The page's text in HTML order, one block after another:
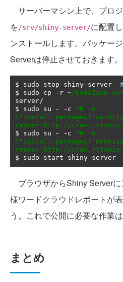
サーバーマシン上で、プロ
を/srv/shiny-server/に配置
ンストールします。パッケー
Serverは停止させておきます。
$ sudo stop shiny- server
$ sudo cp
- r ~/CodeZine-
server/
$ sudo su
- - c
"R -e
repos='http://
$ sudo su
- - c
"R -e
repos='http://
$ sudo start shiny- server
ブラウザからShiny Server
様ワードクラウドレポートが
う。これで公開に必要な作業
まとめ